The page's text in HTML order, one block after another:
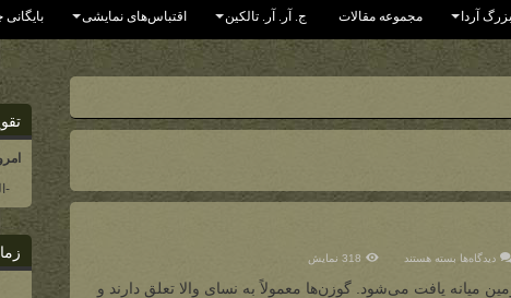
آردا مجموعه مقالات ج. آر. آر. تالکین اقتباس‌های نمایشی
دیدگاه‌ها برای
بسته هستند 318 نمایش
میانه یافت می‌شود. گوزن‌ها معمولاً به نسای والا تعلق دارند و
-